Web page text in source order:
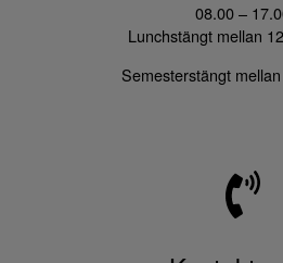
08.00 –
Lunchstängt mellan
Semesterstängt